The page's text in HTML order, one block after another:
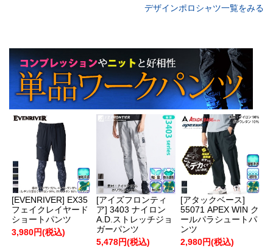
デザインポロシャツ一覧をみる
[EVENRIVER] EX35
フェイクレイヤード
ショートパンツ
3,980円(税込)
[アイズフロンティ
ア] 3403 ナイロン
A.D.ストレッチジョ
ガーパンツ
5,478円(税込)
[アタックベース]
55071 APEX WIN ク
ールパラシュートパ
ンツ
2,980円(税込)